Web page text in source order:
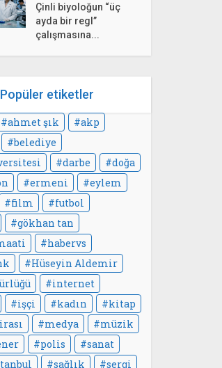
Çinli biyoloğun “üç
ayda bir regl”
çalışmasına...
Popüler etiketler
ahmet şık
akp
belediye
darbe
doğa
ermeni
eylem
film
futbol
gökhan tan
habervs
Hüseyin Aldemir
internet
işçi kadın
kitap
medya
müzik
polis
sanat
sağlık sergi